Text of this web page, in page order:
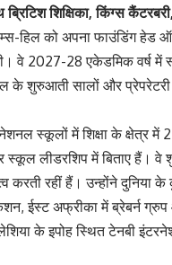
शिक्षिका, किंग्स
हिल को अपना फाउंडिंग हेड
वे 2027-28 एकेडमिक वर्ष में
के शुरुआती सालों और
स्कूलों में शिक्षा के क्षेत्र
स्कूल लीडरशिप में बिताए
करती रहीं हैं। उन्होंने
ईस्ट अफ्रीका में
के इपोह स्थित टेनबी